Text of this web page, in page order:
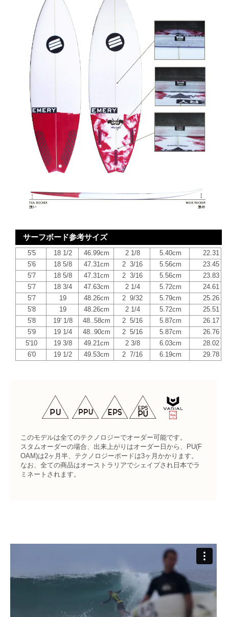
サーフボード参考サイズ
5'5 18 1/2 46.99cm 2 1/8 5.40cm
22.31
5'6
18 5/8 47.31cm 2 3/16 5.56cm
23.45
5'7
18 5/8 47.31cm 2 3/16 5.56cm
23.83
5'7
18 3/4 47.63cm 2 1/4 5.72cm
24.61
5'7
19 48.26cm 2 9/32 5.79cm
25.26
5'8
19 48.26cm 2 1/4 5.72cm
25.51
5'8
19' 1/8 48..58cm 2 5/16 5.87cm
26.17
5'9
19 1/4 48..90cm 2 5/16 5.87cm
26.76
5'10
19 3/8 49.21cm 2 3/8 6.03cm
28.02
6'0
19 1/2 49.53cm 2 7/16 6.19cm 29.78
このモデルは全てのテクノロジーでオーダー可能です。
スタムオーダーの場合、出来上がりはオーダー日から、PU(F
OAM)は2ヶ月半、テクノロジーボードは3ヶ月かかります。
なお、全ての商品はオーストラリアでシェイプされ日本でラ
ミネートされます。